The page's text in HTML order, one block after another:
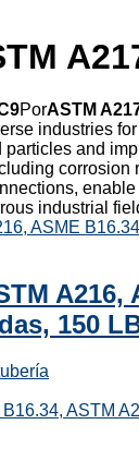
PorASTM
industries
and
corrosion
industrial
A216,
150